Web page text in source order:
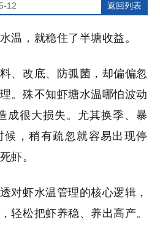
12 返回列表
温，就稳住了半塘收益。
、改底、防弧菌，却偏偏忽
。殊不知虾塘水温哪怕波动
成很大损失。尤其换季、暴
候，稍有疏忽就容易出现停
虾。
对虾水温管理的核心逻辑，
轻松把虾养稳、养出高产。